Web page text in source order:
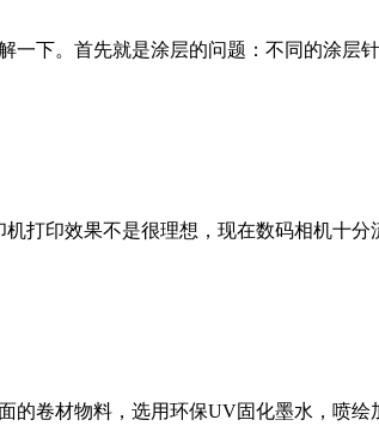
下。首先就是涂层的问题：不同的涂层
打印效果不是很理想，现在数码相机十分
卷材物料，选用环保UV固化墨水，喷绘